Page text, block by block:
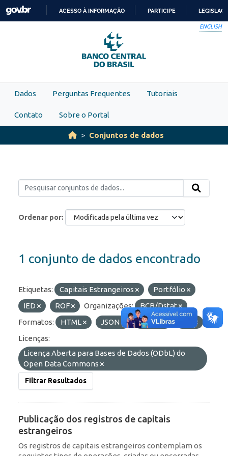
Skip to main content
PARA
O
CONTEÚDO
ACESSO À INFORMAÇÃO PARTICIPE
ENGLISH
Dados Perguntas Frequentes Tutoriais
Contato Sobre o Portal
Conjuntos de dados
Ordenar por
1 conjunto de dados encontrado
Etiquetas: Capitais Estrangeiros
Portfólio
IED
ROF Organizações:
BCB/Dstat
Formatos:
HTML JSON OData
Licenças:
Licença Aberta para Bases de Dados (ODbL) do
Open Data Commons
Filtrar Resultados
Publicação dos registros de capitais
estrangeiros
Os registros de capitais estrangeiros contemplam os